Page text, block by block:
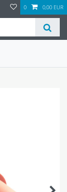
0 0,00 EUR